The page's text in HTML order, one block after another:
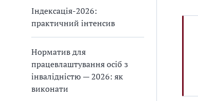
Індексація-2026:
практичний інтенсив
Норматив для
працевлаштування осіб з
інвалідністю — 2026: як
виконати